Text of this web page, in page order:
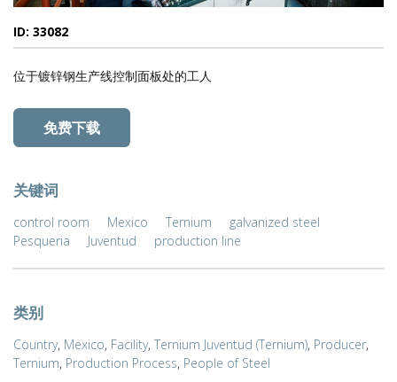
ID: 33082
位于镀锌钢生产线控制面板处的工人
免费下载
关键词
control room Mexico Ternium
galvanized steel
Pesqueria
Juventud production line
类别
Country, Mexico, Facility, Ternium Juventud (Ternium), Producer,
Ternium, Production Process, People of Steel